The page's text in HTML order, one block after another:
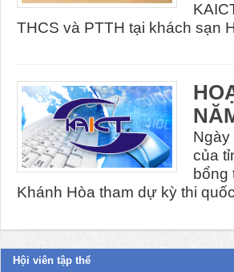
THCS và PTTH tại khách sạn
Ngày
của
bổng
Khánh Hòa tham dự kỳ thi
Hội viên tập thể